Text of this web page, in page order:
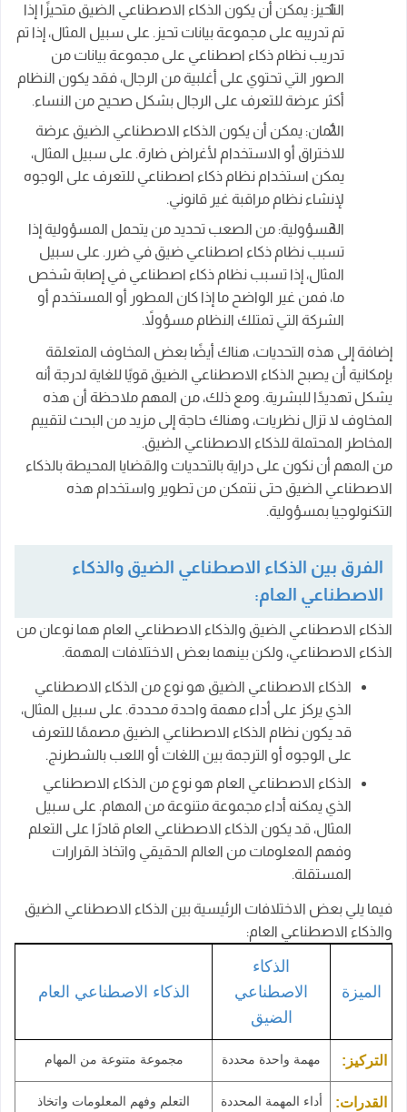
التحيز: يمكن أن يكون الذكاء الاصطناعي الضيق متحيزًا إذا
تم تدريبه على مجموعة بيانات تحيز. على سبيل المثال، إذا تم
تدريب نظام ذكاء اصطناعي على مجموعة بيانات من
الصور التي تحتوي على أغلبية من الرجال، فقد يكون النظام
أكثر عرضة للتعرف على الرجال بشكل صحيح من النساء.
الأمان: يمكن أن يكون الذكاء الاصطناعي الضيق عرضة
للاختراق أو الاستخدام لأغراض ضارة. على سبيل المثال،
يمكن استخدام نظام ذكاء اصطناعي للتعرف على الوجوه
لإنشاء نظام مراقبة غير قانوني.
المسؤولية: من الصعب تحديد من يتحمل المسؤولية إذا
تسبب نظام ذكاء اصطناعي ضيق في ضرر. على سبيل
المثال، إذا تسبب نظام ذكاء اصطناعي في إصابة شخص
ما، فمن غير الواضح ما إذا كان المطور أو المستخدم أو
الشركة التي تمتلك النظام مسؤولاً.
إضافة إلى هذه التحديات، هناك أيضًا بعض المخاوف المتعلقة
بإمكانية أن يصبح الذكاء الاصطناعي الضيق قويًا للغاية لدرجة أنه
يشكل تهديدًا للبشرية. ومع ذلك، من المهم ملاحظة أن هذه
المخاوف لا تزال نظريات، وهناك حاجة إلى مزيد من البحث لتقييم
المخاطر المحتملة للذكاء الاصطناعي الضيق.
من المهم أن نكون على دراية بالتحديات والقضايا المحيطة بالذكاء
الاصطناعي الضيق حتى نتمكن من تطوير واستخدام هذه
التكنولوجيا بمسؤولية.
الفرق بين الذكاء الاصطناعي الضيق والذكاء
الاصطناعي العام:
الذكاء الاصطناعي الضيق والذكاء الاصطناعي العام هما نوعان من
الذكاء الاصطناعي، ولكن بينهما بعض الاختلافات المهمة.
الذكاء الاصطناعي الضيق هو نوع من الذكاء الاصطناعي
الذي يركز على أداء مهمة واحدة محددة. على سبيل المثال،
قد يكون نظام الذكاء الاصطناعي الضيق مصممًا للتعرف
على الوجوه أو الترجمة بين اللغات أو اللعب بالشطرنج.
الذكاء الاصطناعي العام هو نوع من الذكاء الاصطناعي
الذي يمكنه أداء مجموعة متنوعة من المهام. على سبيل
المثال، قد يكون الذكاء الاصطناعي العام قادرًا على التعلم
وفهم المعلومات من العالم الحقيقي واتخاذ القرارات
المستقلة.
فيما يلي بعض الاختلافات الرئيسية بين الذكاء الاصطناعي الضيق
والذكاء الاصطناعي العام:
الميزة
الذكاء
الاصطناعي
الضيق
الذكاء الاصطناعي العام
التركيز: مهمة واحدة محددة مجموعة متنوعة من المهام
القدرات:
أداء المهمة المحددة
التعلم وفهم المعلومات واتخاذ